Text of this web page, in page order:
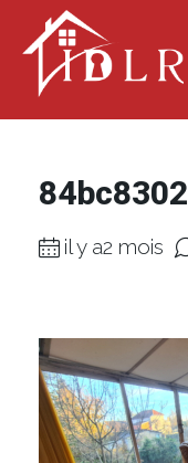
84bc8302
il y a2 mois